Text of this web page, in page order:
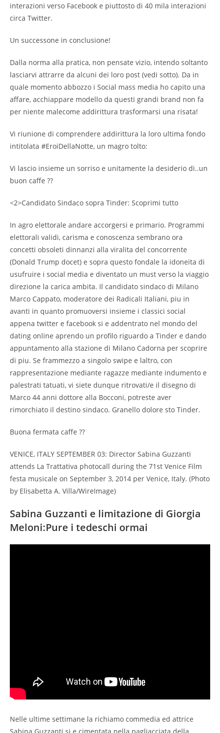
interazioni verso Facebook e piuttosto di 40 mila interazioni
circa Twitter.
Un successone in conclusione!
Dalla norma alla pratica, non pensate vizio, intendo soltanto
lasciarvi attrarre da alcuni dei loro post (vedi sotto). Da in
quale momento abbozzo i Social mass media ho capito una
affare, acchiappare modello da questi grandi brand non fa
per niente malecome addirittura trasformarsi una risata!
Vi riunione di comprendere addirittura la loro ultima fondo
intitolata #EroiDellaNotte, un magro tolto:
Vi lascio insieme un sorriso e unitamente la desiderio di..un
buon caffe ??
<2>Candidato Sindaco sopra Tinder: Scoprimi tutto
In agro elettorale andare accorgersi e primario. Programmi
elettorali validi, carisma e conoscenza sembrano ora
concetti obsoleti dinnanzi alla viralita del concorrente
(Donald Trump docet) e sopra questo fondale la idoneita di
usufruire i social media e diventato un must verso la viaggio
direzione la carica ambita. Il candidato sindaco di Milano
Marco Cappato, moderatore dei Radicali Italiani, piu in
avanti in quanto promuoversi insieme i classici social
appena twitter e facebook si e addentrato nel mondo del
dating online aprendo un profilo riguardo a Tinder e dando
appuntamento alla stazione di Milano Cadorna per scoprire
di piu. Se frammezzo a singolo swipe e laltro, con
rappresentazione mediante ragazze mediante indumento e
palestrati tatuati, vi siete dunque ritrovati/e il disegno di
Marco 44 anni dottore alla Bocconi, potreste aver
rimorchiato il destino sindaco. Granello dolore sto Tinder.
Buona fermata caffe ??
VENICE, ITALY SEPTEMBER 03: Director Sabina Guzzanti
attends La Trattativa photocall during the 71st Venice Film
festa musicale on September 3, 2014 per Venice, Italy. (Photo
by Elisabetta A. Villa/WireImage)
Sabina Guzzanti e limitazione di Giorgia
Meloni:Pure i tedeschi ormai
Nelle ultime settimane la richiamo commedia ed attrice
Sabina Guzzanti si e cimentata nella pagliacciata della